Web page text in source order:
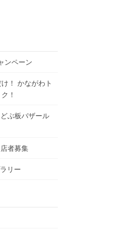
ンペーン
！ かながわト
！
ぶ板バザール
者募集
リー